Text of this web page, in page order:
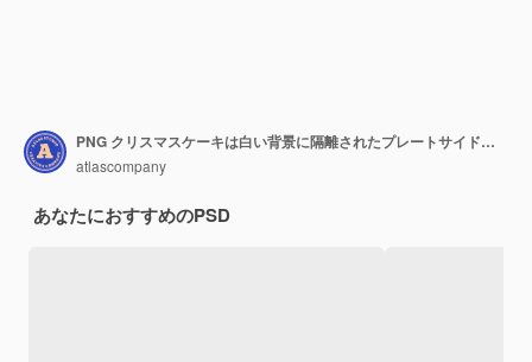
PNG クリスマスケーキは白い背景に隔離されたプレートサイドビューでケーキです
atlascompany
あなたにおすすめのPSD